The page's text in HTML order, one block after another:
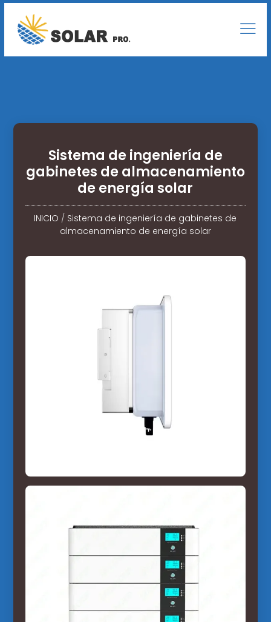
Sistema de ingeniería de
gabinetes de almacenamiento
de energía solar
INICIO / Sistema de ingeniería de gabinetes de
almacenamiento de energía solar